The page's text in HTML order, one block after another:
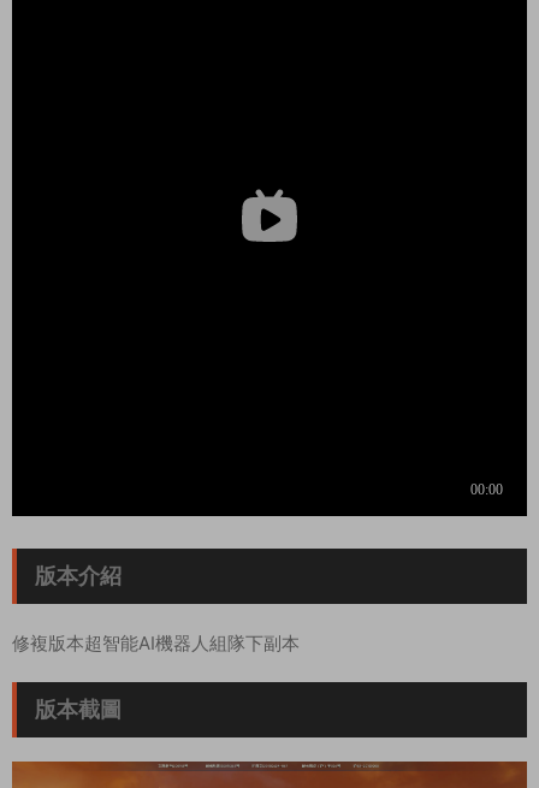
版本介紹
修複版本超智能AI機器人組隊下副本
版本截圖